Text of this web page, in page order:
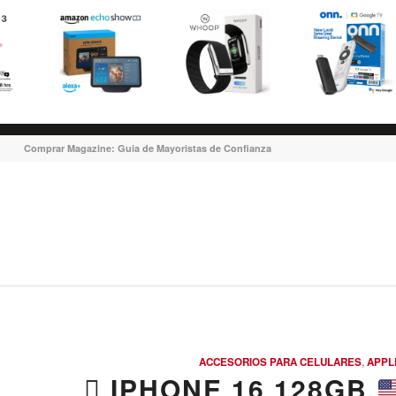
Comprar Magazine: Guia de Mayoristas de Confianza
ACCESORIOS PARA CELULARES,